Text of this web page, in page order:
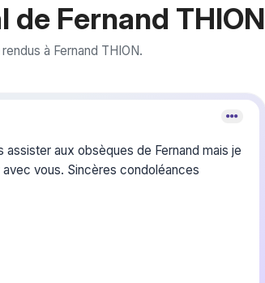
de Fernand THION
à Fernand THION.
assister aux obsèques de Fernand mais je
vous. Sincères condoléances